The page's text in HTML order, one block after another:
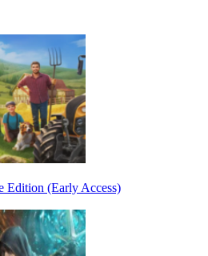
Edition (Early Access)